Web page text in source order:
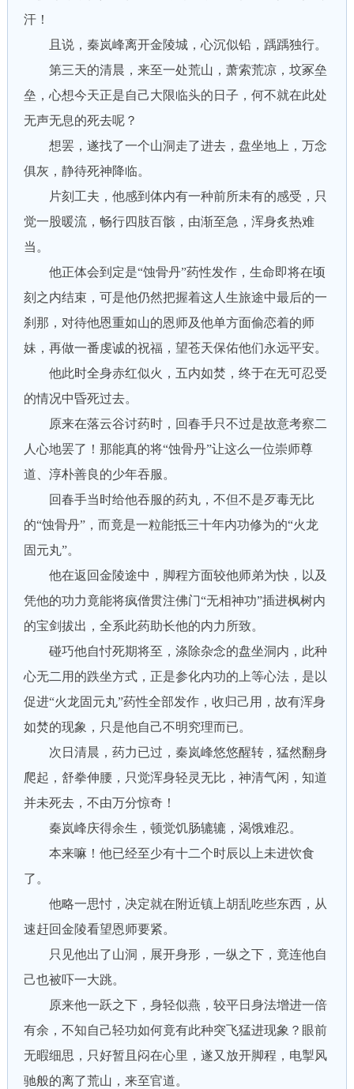
汗！
且说，秦岚峰离开金陵城，心沉似铅，踽踽独行。
第三天的清晨，来至一处荒山，萧索荒凉，坟冢垒
垒，心想今天正是自己大限临头的日子，何不就在此处
无声无息的死去呢？
想罢，遂找了一个山洞走了进去，盘坐地上，万念
俱灰，静待死神降临。
片刻工夫，他感到体内有一种前所未有的感受，只
觉一股暖流，畅行四肢百骸，由渐至急，浑身炙热难
当。
他正体会到定是“蚀骨丹”药性发作，生命即将在顷
刻之内结束，可是他仍然把握着这人生旅途中最后的一
刹那，对待他恩重如山的恩师及他单方面偷恋着的师
妹，再做一番虔诚的祝福，望苍天保佑他们永远平安。
他此时全身赤红似火，五内如焚，终于在无可忍受
的情况中昏死过去。
原来在落云谷讨药时，回春手只不过是故意考察二
人心地罢了！那能真的将“蚀骨丹”让这么一位崇师尊
道、淳朴善良的少年吞服。
回春手当时给他吞服的药丸，不但不是歹毒无比
的“蚀骨丹”，而竟是一粒能抵三十年内功修为的“火龙
固元丸”。
他在返回金陵途中，脚程方面较他师弟为快，以及
凭他的功力竟能将疯僧贯注佛门“无相神功”插进枫树内
的宝剑拔出，全系此药助长他的内力所致。
碰巧他自忖死期将至，涤除杂念的盘坐洞内，此种
心无二用的跌坐方式，正是参化内功的上等心法，是以
促进“火龙固元丸”药性全部发作，收归己用，故有浑身
如焚的现象，只是他自己不明究理而已。
次日清晨，药力已过，秦岚峰悠悠醒转，猛然翻身
爬起，舒拳伸腰，只觉浑身轻灵无比，神清气闲，知道
并未死去，不由万分惊奇！
秦岚峰庆得余生，顿觉饥肠辘辘，渴饿难忍。
本来嘛！他已经至少有十二个时辰以上未进饮食
了。
他略一思忖，决定就在附近镇上胡乱吃些东西，从
速赶回金陵看望恩师要紧。
只见他出了山洞，展开身形，一纵之下，竟连他自
己也被吓一大跳。
原来他一跃之下，身轻似燕，较平日身法增进一倍
有余，不知自己轻功如何竟有此种突飞猛进现象？眼前
无暇细思，只好暂且闷在心里，遂又放开脚程，电掣风
驰般的离了荒山，来至官道。